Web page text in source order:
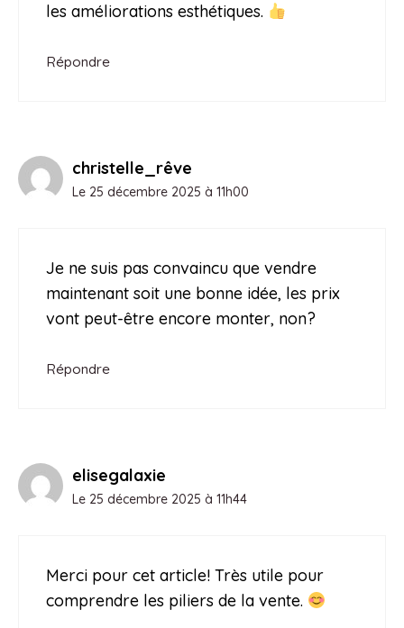
les améliorations esthétiques.
Répondre
christelle_rêve
Le 25 décembre 2025 à 11h00
Je ne suis pas convaincu que vendre
maintenant soit une bonne idée, les prix
vont peut-être encore monter, non?
Répondre
elisegalaxie
Le 25 décembre 2025 à 11h44
Merci pour cet article! Très utile pour
comprendre les piliers de la vente.